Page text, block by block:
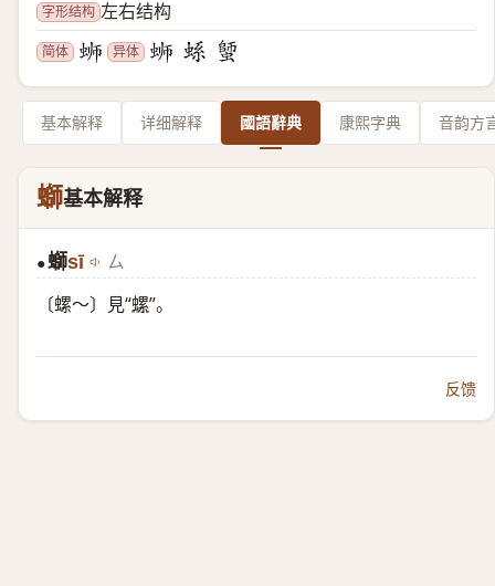
字形结构 左右结构
简体 异体
基本解释 详细解释 國語辭典 康熙字典 音韵方
螄基本解释
●螄sī ㄙ
〔螺～〕見“螺”。
反馈